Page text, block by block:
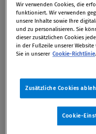
Aktienpakete an der
qualifizierten und
Beteiligungen neuer
würden.
Demnach entfielen
Stimmrechte auf Dr.
Andrej Kotchetkov
Schenz. Da weder
Wir verwenden Cookies, die
funktioniert. Wir verwenden
unsere Inhalte sowie Ihre
und zu personalisieren. Sie
dieser zusätzlichen Cookies
in der Fußzeile unserer
Sie in unserer Cookie-Richtlinie.
Zusätzliche Cookies
Cookie-